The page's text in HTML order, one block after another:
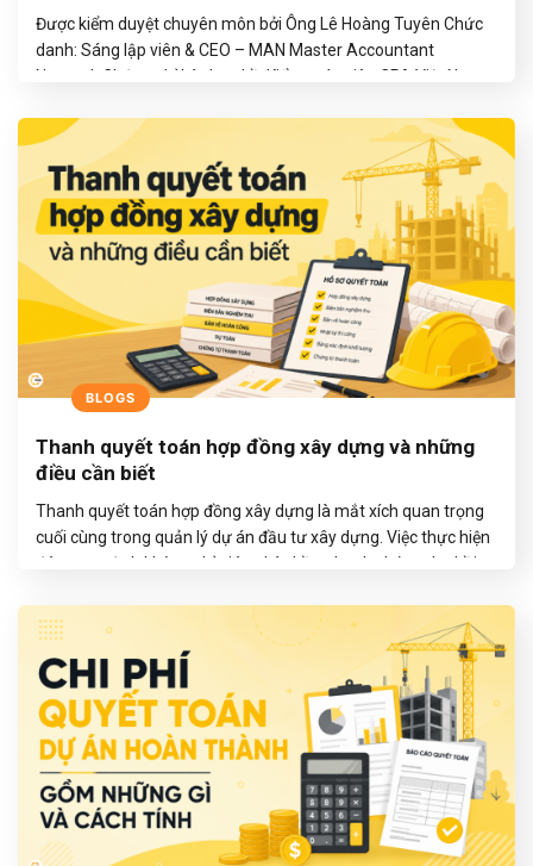
Được kiểm duyệt chuyên môn bởi Ông Lê Hoàng Tuyên Chức
danh: Sáng lập viên & CEO – MAN Master Accountant
Network Chứng chỉ hành nghề: Kiểm toán viên CPA Việt Nam
Tư vấn Tài chính Lưu ý: Nội dung được biên…
TIẾP TỤC ĐỌC→
BLOGS
Thanh quyết toán hợp đồng xây dựng và những
điều cần biết
Thanh quyết toán hợp đồng xây dựng là mắt xích quan trọng
cuối cùng trong quản lý dự án đầu tư xây dựng. Việc thực hiện
đúng quy định không chỉ giúp nhà thầu nhanh chóng thu hồi
và tài chính….
TIẾP TỤC ĐỌC→